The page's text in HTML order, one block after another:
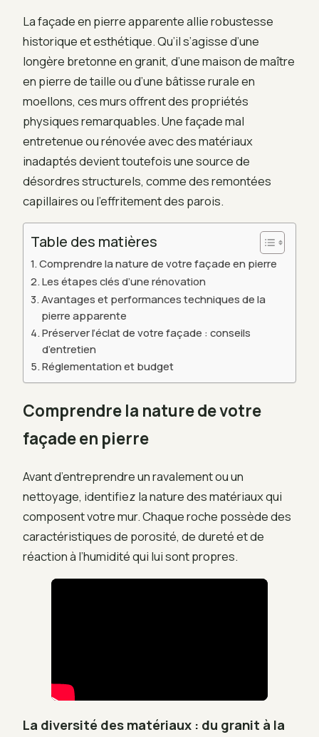
La façade en pierre apparente allie robustesse
historique et esthétique. Qu’il s’agisse d’une
longère bretonne en granit, d’une maison de maître
en pierre de taille ou d’une bâtisse rurale en
moellons, ces murs offrent des propriétés
physiques remarquables. Une façade mal
entretenue ou rénovée avec des matériaux
inadaptés devient toutefois une source de
désordres structurels, comme des remontées
capillaires ou l’effritement des parois.
Table des matières
Comprendre la nature de votre façade en pierre
Les étapes clés d’une rénovation
Avantages et performances techniques de la
pierre apparente
Préserver l’éclat de votre façade : conseils
d’entretien
Réglementation et budget
Comprendre la nature de votre
façade en pierre
Avant d’entreprendre un ravalement ou un
nettoyage, identifiez la nature des matériaux qui
composent votre mur. Chaque roche possède des
caractéristiques de porosité, de dureté et de
réaction à l’humidité qui lui sont propres.
La diversité des matériaux : du granit à la